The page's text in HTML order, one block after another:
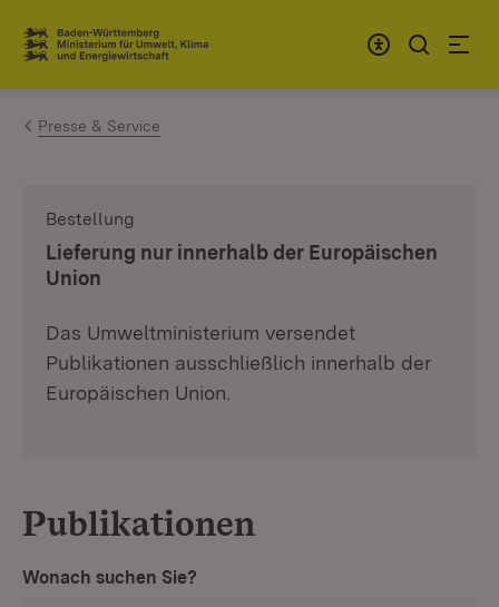
Zum Inhalt springen
Link zur Startseite
Presse & Service
Bestellung
Lieferung nur innerhalb der Europäischen
Union
Das Umweltministerium versendet
Publikationen ausschließlich innerhalb der
Europäischen Union.
Publikationen
Wonach suchen Sie?